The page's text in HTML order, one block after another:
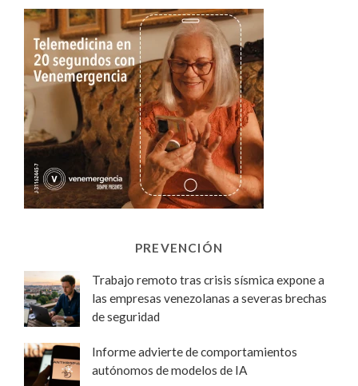
PREVENCIÓN
Trabajo remoto tras crisis sísmica expone a
las empresas venezolanas a severas brechas
de seguridad
Informe advierte de comportamientos
autónomos de modelos de IA